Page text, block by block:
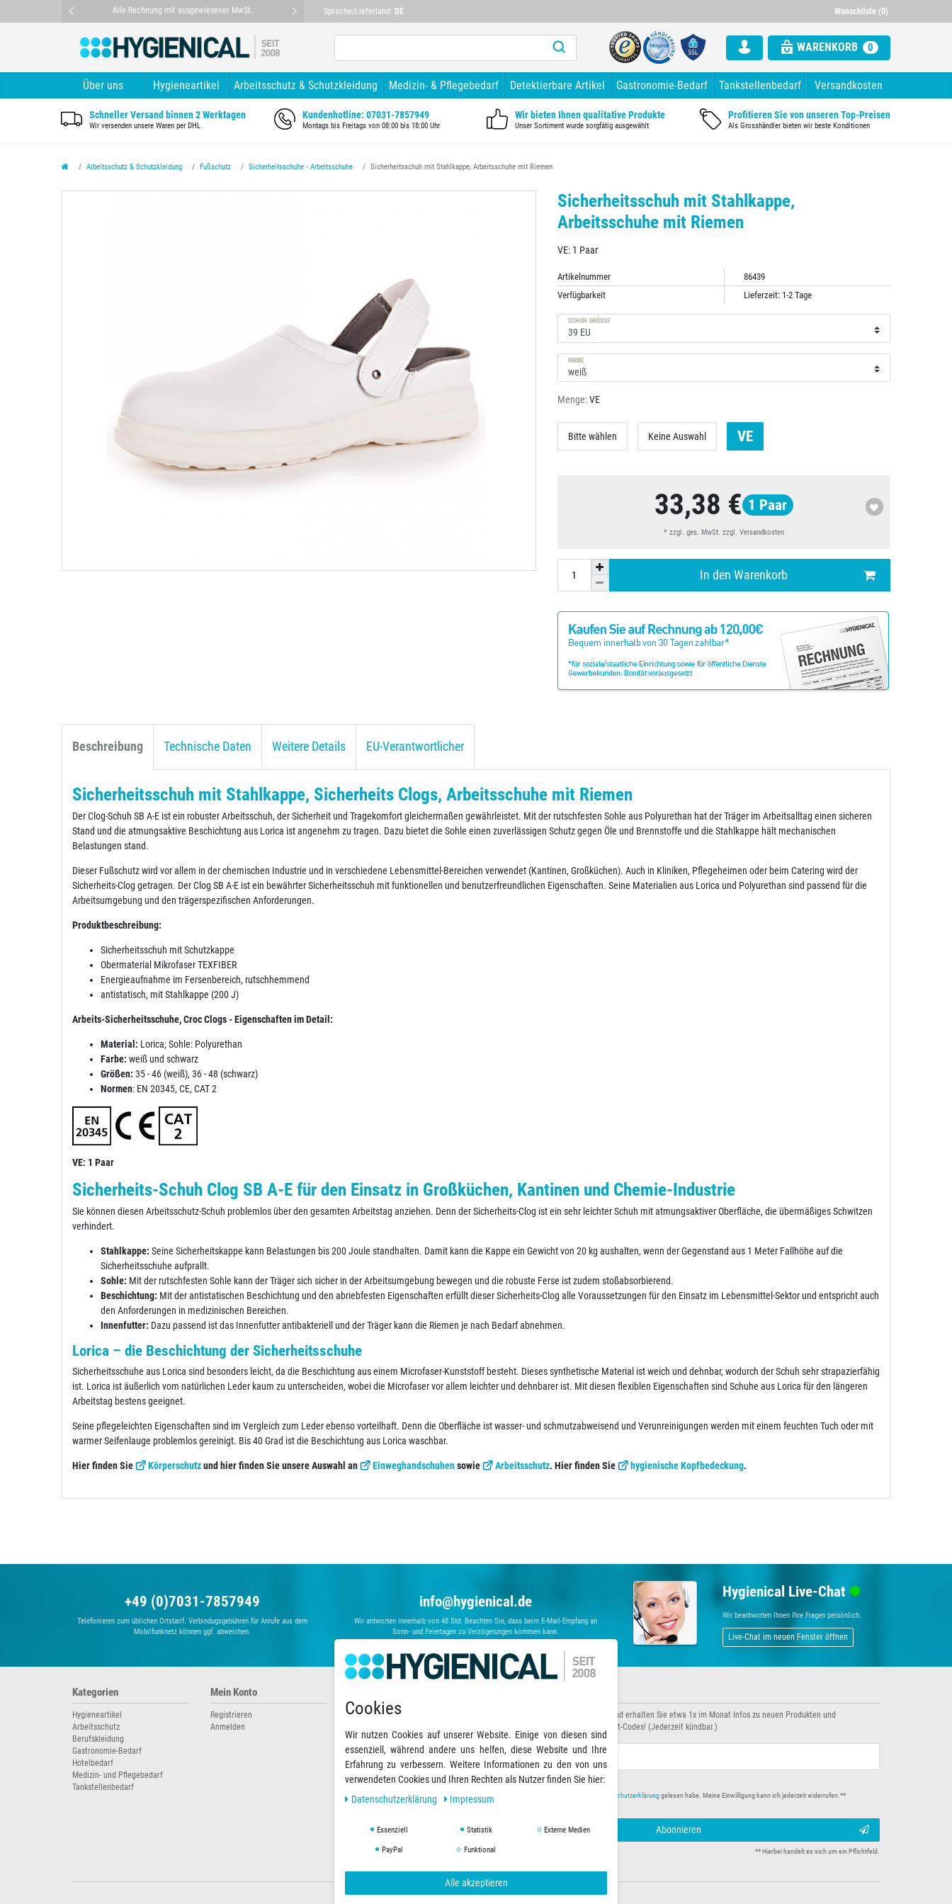
Sprache/Lieferland: DE Wunschliste (0)
Alle Rechnung mit ausgewiesener MwSt. Mehr als 10 Jahre Branchenerfahrung Alle Rechnung mit ausgewiesener
WARENKORB 0
Über uns Hygieneartikel Arbeitsschutz & Schutzkleidung Medizin- & Pflegebedarf Detektierbare Artikel Gastronomie-Bedarf Tankstellenbedarf Versandkosten
Schneller Versand binnen 2 Werktagen
Wir versenden unsere Waren per DHL
Kundenhotline: 07031-7857949
Montags bis Freitags von 08:00 bis 18:00 Uhr
Wir bieten Ihnen qualitative Produkte
Unser Sortiment wurde sorgfätig ausgewählt
Profitieren Sie von unseren Top-Preisen
Als Grosshändler bieten wir beste Konditionen
Arbeitsschutz & Schutzkleidung Fußschutz Sicherheitsschuhe - Arbeitsschuhe Sicherheitsschuh mit Stahlkappe, Arbeitsschuhe mit Riemen
Sicherheitsschuh mit Stahlkappe,
Arbeitsschuhe mit Riemen
VE: 1 Paar
Artikelnummer
86439
Verfügbarkeit
Lieferzeit: 1-2 Tage
SCHUH GRÖSSE
FARBE
Menge:VE
Bitte wählen Keine Auswahl VE
33,38 € 1 Paar
* zzgl. ges. MwSt. zzgl. Versandkosten
In den Warenkorb
Beschreibung Technische Daten Weitere Details EU-Verantwortlicher
Sicherheitsschuh mit Stahlkappe, Sicherheits Clogs, Arbeitsschuhe mit Riemen
Der Clog-Schuh SB A-E ist ein robuster Arbeitsschuh, der Sicherheit und Tragekomfort gleichermaßen gewährleistet. Mit der rutschfesten Sohle aus Polyurethan hat der Träger im Arbeitsalltag einen sicheren
Stand und die atmungsaktive Beschichtung aus Lorica ist angenehm zu tragen. Dazu bietet die Sohle einen zuverlässigen Schutz gegen Öle und Brennstoffe und die Stahlkappe hält mechanischen
Belastungen stand.
Dieser Fußschutz wird vor allem in der chemischen Industrie und in verschiedene Lebensmittel-Bereichen verwendet (Kantinen, Großküchen). Auch in Kliniken, Pflegeheimen oder beim Catering wird der
Sicherheits-Clog getragen. Der Clog SB A-E ist ein bewährter Sicherheitsschuh mit funktionellen und benutzerfreundlichen Eigenschaften. Seine Materialien aus Lorica und Polyurethan sind passend für die
Arbeitsumgebung und den trägerspezifischen Anforderungen.
Produktbeschreibung:
Sicherheitsschuh mit Schutzkappe
Obermaterial Mikrofaser TEXFIBER
Energieaufnahme im Fersenbereich, rutschhemmend
antistatisch, mit Stahlkappe (200 J)
Arbeits-Sicherheitsschuhe, Croc Clogs - Eigenschaften im Detail:
Material: Lorica; Sohle: Polyurethan
Farbe: weiß und schwarz
Größen: 35 - 46 (weiß), 36 - 48 (schwarz)
Normen: EN 20345, CE, CAT 2
VE: 1 Paar
Sicherheits-Schuh Clog SB A-E für den Einsatz in Großküchen, Kantinen und Chemie-Industrie
Sie können diesen Arbeitsschutz-Schuh problemlos über den gesamten Arbeitstag anziehen. Denn der Sicherheits-Clog ist ein sehr leichter Schuh mit atmungsaktiver Oberfläche, die übermäßiges Schwitzen
verhindert.
Stahlkappe: Seine Sicherheitskappe kann Belastungen bis 200 Joule standhalten. Damit kann die Kappe ein Gewicht von 20 kg aushalten, wenn der Gegenstand aus 1 Meter Fallhöhe auf die
Sicherheitsschuhe aufprallt.
Sohle: Mit der rutschfesten Sohle kann der Träger sich sicher in der Arbeitsumgebung bewegen und die robuste Ferse ist zudem stoßabsorbierend.
Beschichtung: Mit der antistatischen Beschichtung und den abriebfesten Eigenschaften erfüllt dieser Sicherheits-Clog alle Voraussetzungen für den Einsatz im Lebensmittel-Sektor und entspricht auch
den Anforderungen in medizinischen Bereichen.
Innenfutter: Dazu passend ist das Innenfutter antibakteriell und der Träger kann die Riemen je nach Bedarf abnehmen.
Lorica – die Beschichtung der Sicherheitsschuhe
Sicherheitsschuhe aus Lorica sind besonders leicht, da die Beschichtung aus einem Microfaser-Kunststoff besteht. Dieses synthetische Material ist weich und dehnbar, wodurch der Schuh sehr strapazierfähig
ist. Lorica ist äußerlich vom natürlichen Leder kaum zu unterscheiden, wobei die Microfaser vor allem leichter und dehnbarer ist. Mit diesen flexiblen Eigenschaften sind Schuhe aus Lorica für den längeren
Arbeitstag bestens geeignet.
Seine pflegeleichten Eigenschaften sind im Vergleich zum Leder ebenso vorteilhaft. Denn die Oberfläche ist wasser- und schmutzabweisend und Verunreinigungen werden mit einem feuchten Tuch oder mit
warmer Seifenlauge problemlos gereinigt. Bis 40 Grad ist die Beschichtung aus Lorica waschbar.
Hier finden Sie Körperschutzund hier finden Sie unsere Auswahl an Einweghandschuhensowie Arbeitsschutz. Hier finden Sie hygienische Kopfbedeckung.
+49 (0)7031-7857949
Telefonieren zum üblichen Ortstarif. Verbindugsgebühren für Anrufe aus dem
Mobilfunknetz können ggf. abweichen.
info@hygienical.de
Wir antworten innerhalb von 48 Std. Beachten Sie, dass beim E-Mail-Empfang an
Sonn- und Feiertagen zu Verzögerungen kommen kann.
Hygienical Live-Chat
Wir beantworten Ihnen Ihre Fragen persönlich.
Live-Chat im neuen Fenster öffnen
Kategorien
Hygieneartikel
Arbeitsschutz
Berufskleidung
Gastronomie-Bedarf
Hotelbedarf
Medizin- und Pflegebedarf
Tankstellenbedarf
Mein Konto
Registrieren
Anmelden
Über uns
Versandarten & -kosten
Warenkorb
Abonnieren Sie unseren Newsletter und erhalten Sie etwa 1x im Monat Infos zu neuen Produkten und
Sonderaktionen sowie exklusive Rabatt-Codes! (Jederzeit kündbar.)
E-MAIL **
Daten­schutz­erklärunggelesen habe. Meine Einwilligung kann ich jederzeit widerrufen.**
Abonnieren
** Hierbei handelt es sich um ein Pflichtfeld.
Cookies
Wir nutzen Cookies auf unserer Website. Einige von diesen sind
essenziell, während andere uns helfen, diese Website und Ihre
Erfahrung zu verbessern. Weitere Informationen zu den von uns
verwendeten Cookies und Ihren Rechten als Nutzer finden Sie hier:
Daten­schutz­erklärung
Impressum
Essenziell Statistik Externe Medien
PayPal Funktional
Alle akzeptieren